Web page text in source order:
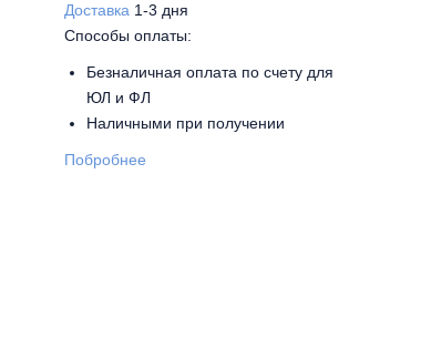
Доставка 1-3 дня
Способы оплаты:
Безналичная оплата по счету для
ЮЛ и ФЛ
Наличными при получении
Побробнее